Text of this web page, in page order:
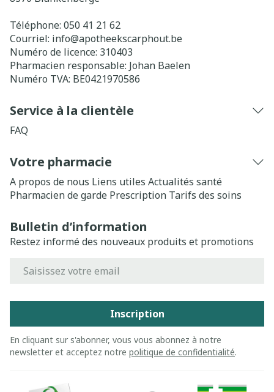
Téléphone: 050 41 21 62
Courriel: info@apotheekscarphout.be
Numéro de licence: 310403
Pharmacien responsable: Johan Baelen
Numéro TVA: BE0421970586
Service à la clientèle
FAQ
Votre pharmacie
A propos de nous Liens utiles Actualités santé
Pharmacien de garde Prescription Tarifs des soins
Bulletin d’information
Restez informé des nouveaux produits et promotions
Inscription
En cliquant sur s'abonner, vous vous abonnez à notre
newsletter et acceptez notre politique de confidentialité.